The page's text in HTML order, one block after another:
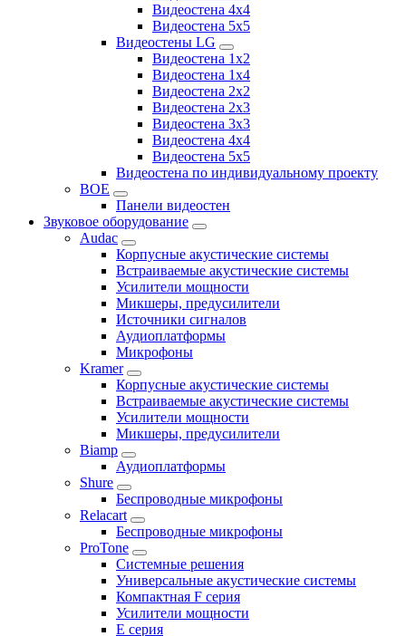
Видеостена 4x4
Видеостена 5x5
Видеостены LG
Видеостена 1x2
Видеостена 1x4
Видеостена 2x2
Видеостена 2x3
Видеостена 3x3
Видеостена 4x4
Видеостена 5x5
Видеостена по индивидуальному проекту
BOE
Панели видеостен
Звуковое оборудование
Audac
Корпусные акустические системы
Встраиваемые акустические системы
Усилители мощности
Микшеры, предусилители
Источники сигналов
Аудиоплатформы
Микрофоны
Kramer
Корпусные акустические системы
Встраиваемые акустические системы
Усилители мощности
Микшеры, предусилители
Biamp
Аудиоплатформы
Shure
Беспроводные микрофоны
Relacart
Беспроводные микрофоны
ProTone
Системные решения
Универсальные акустические системы
Компактная F серия
Усилители мощности
E серия